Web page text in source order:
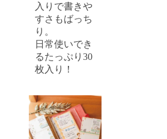
入りで書きや
すさもばっち
り。
日常使いでき
るたっぷり30
枚入り！